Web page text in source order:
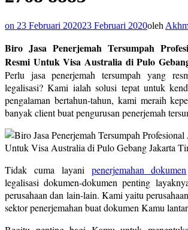
on 23 Februari 202023 Februari 2020oleh
Biro Jasa Penerjemah Tersumpah
Resmi Untuk Visa Australia di Pulo
Perlu jasa penerjemah tersumpah yang
legalisasi? Kami ialah solusi tepat untuk
pengalaman bertahun-tahun, kami meraih
banyak client buat pengurusan penerjemah
Tidak cuma layani penerjemahan dokumen
legalisasi dokumen-dokumen penting
perusahaan dan lain-lain. Kami yaitu
sektor penerjemahan buat dokumen Kamu